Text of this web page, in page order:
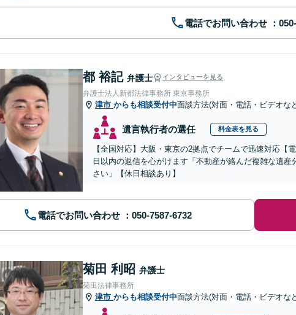
電話でお問い合わせ
都 裕記 弁護士 インタビューを見る
弁護士法人新都法律事務所 東京事務所
津市 からも相談受付中面談方法(対面・電話・ビデオな
遺言執行者の選任 料金表を見る
【全国対応】大阪・東京の2拠点でチームで迅速対応
日以内の返信を心がけます「不動産が絡んだ複雑な遺
さい」【休日相談あり】
電話でお問い合わせ
菊田 利昭 弁護士
菊田法律事務所
津市 からも相談受付中面談方法(対面・電話・ビデオな